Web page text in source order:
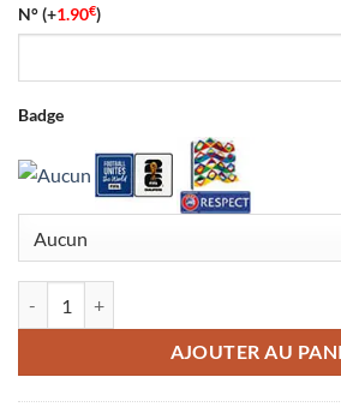
N°(+1.90€)
Badge
AJOUTER AU